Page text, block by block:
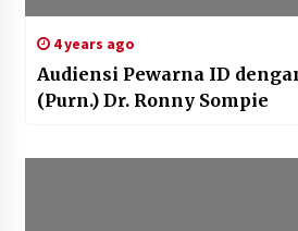
4 years ago
Audiensi Pewarna ID
(Purn.) Dr. Ronny Sompie